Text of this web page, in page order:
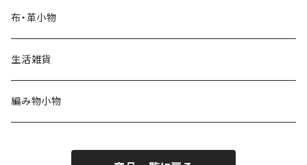
布・革小物
生活雑貨
編み物小物